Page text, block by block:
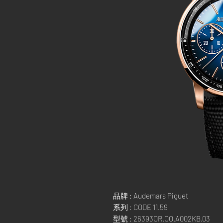
品牌 : Audemars Piguet
系列 : CODE 11.59
型號 : 26393OR.OO.A002KB.03